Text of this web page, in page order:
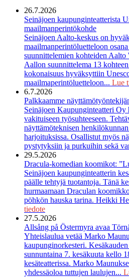
26.7.2026
Seinäjoen kaupunginteatterista
maailmanperintökohde
Seinäjoen Aalto-keskus on
maailmanperintöluetteloon
suunnittelemien kohteiden
Aallon suunnittelema 13
kokonaisuus hyväksyttiin
maailmaperintöluetteloon... Lue
6.7.2026
Palkkaamme
Seinäjoen Kaupunginteatteri Oy
vakituiseen työsuhteeseen.
näyttämöteknisen
harjoituksissa. Osallistut myös
pystytyksiin ja purkuihin sekä
29.5.2026
Dracula-komedian koomikot:
Seinäjoen kaupunginteatterin
päälle tehtyjä tuotantoja. Tänä
hurmaamaan Draculan
pöhkön hauska tarina. Heikki
tiedote
27.5.2026
Allsång på Östermyra avaa
Yhteislaulua vetää Marko
kaupunginorkesteri.
sunnuntaina 7. kesäkuuta kello
kesäteatterissa. Marko
yhdessäoloa tuttujen laulujen...